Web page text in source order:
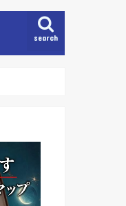
search